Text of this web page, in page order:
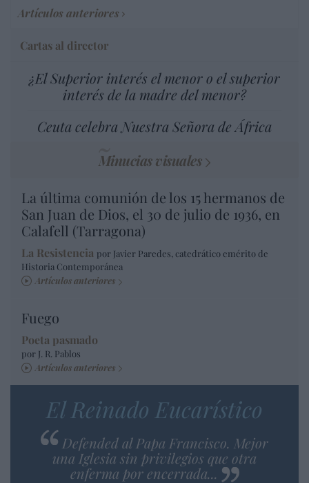
Artículos anteriores
Cartas al director
¿El Superior interés el menor o el superior
interés de la madre del menor?
Ceuta celebra Nuestra Señora de África
Minucias visuales
La última comunión de los 15 hermanos de
San Juan de Dios, el 30 de julio de 1936, en
Calafell (Tarragona)
La Resistencia por Javier Paredes, catedrático emérito de
Historia Contemporánea
Artículos anteriores
Fuego
Poeta pasmado
por J. R. Pablos
Artículos anteriores
El Reinado Eucarístico
Defended al Papa Francisco. Mejor
una Iglesia sin privilegios que otra
enferma por encerrada...